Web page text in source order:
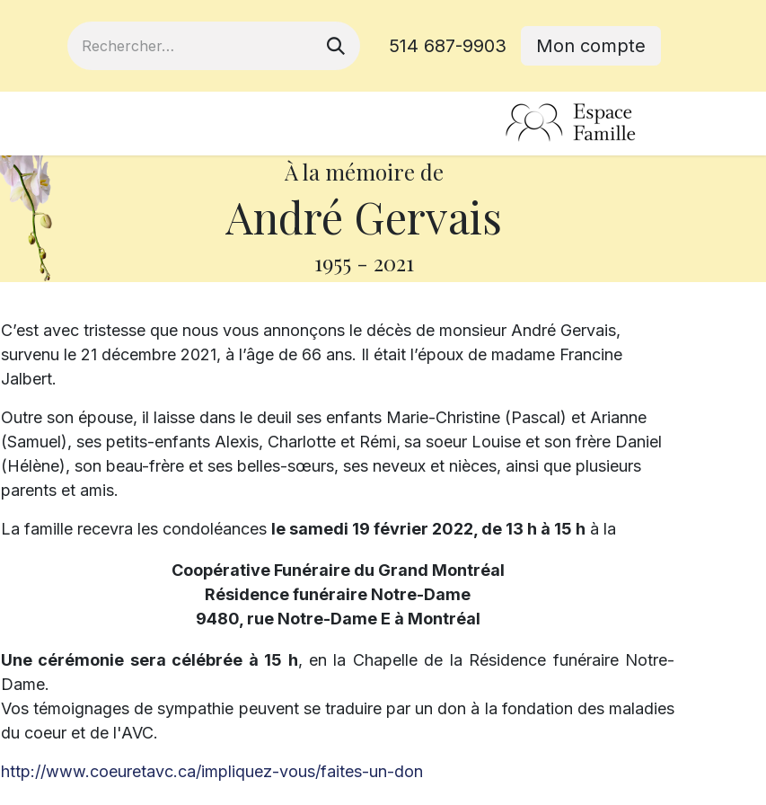
514 687-9903 Mon compte
À la mémoire de
André Gervais
1955 - 2021
C’est avec tristesse que nous vous annonçons le décès de monsieur André Gervais,
survenu le 21 décembre 2021, à l’âge de 66 ans. Il était l’époux de madame Francine
Jalbert.
Outre son épouse, il laisse dans le deuil ses enfants Marie-Christine (Pascal) et Arianne
(Samuel), ses petits-enfants Alexis, Charlotte et Rémi, sa soeur Louise et son frère Daniel
(Hélène), son beau-frère et ses belles-sœurs, ses neveux et nièces, ainsi que plusieurs
parents et amis.
La famille recevra les condoléances le samedi 19 février 2022, de 13 h à 15 h à la
Coopérative Funéraire du Grand Montréal
Résidence funéraire Notre-Dame
9480, rue Notre-Dame E à Montréal
Une cérémonie sera célébrée à 15 h, en la Chapelle de la Résidence funéraire Notre-
Dame.
Vos témoignages de sympathie peuvent se traduire par un don à la fondation des maladies
du coeur et de l'AVC.
http://www.coeuretavc.ca/impliquez-vous/faites-un-don